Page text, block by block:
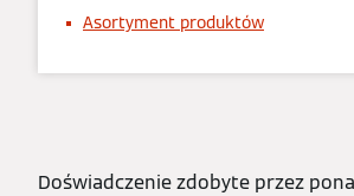
Asortyment produktów
Doświadczenie zdobyte przez